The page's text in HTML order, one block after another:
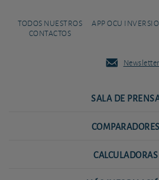
TODOS NUESTROS
CONTACTOS
APP OCU
Newsletter
SALA DE
COMPARADORES
CALCULADORAS